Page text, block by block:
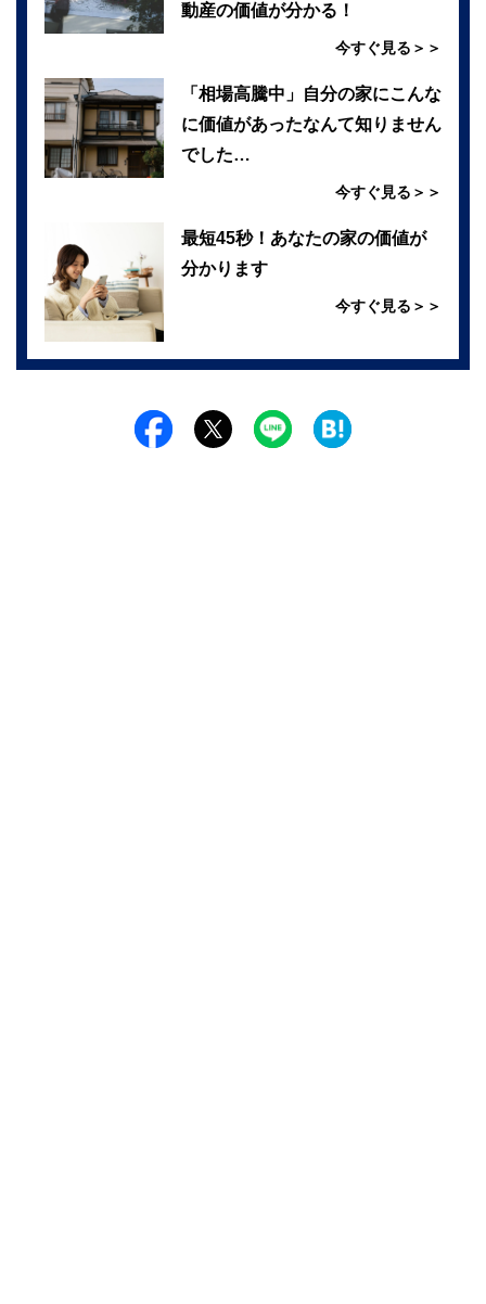
動産の価値が分かる！
今すぐ見る＞＞
「相場高騰中」自分の家にこんな
に価値があったなんて知りません
でした…
今すぐ見る＞＞
最短45秒！あなたの家の価値が
分かります
今すぐ見る＞＞